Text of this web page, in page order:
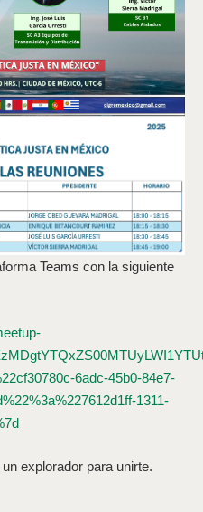
Teams con la siguiente
6adc-45b0-84e7-
1311-
explorador para unirte.